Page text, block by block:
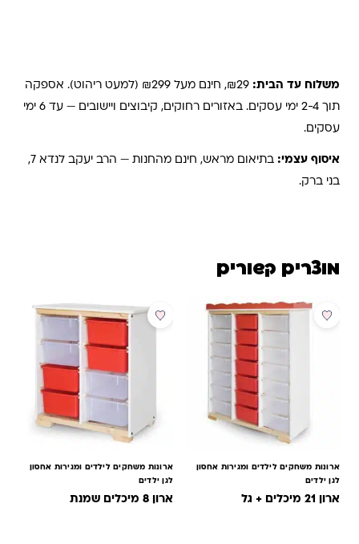
משלוח עד הבית: ₪29, חינם מעל ₪299 (למעט ריהוט). אספקה
תוך 2-4 ימי עסקים. באזורים רחוקים, קיבוצים ויישובים — עד 6 ימי
עסקים.
איסוף עצמי: בתיאום מראש, חינם מהחנות — הרב יעקב לנדא 7,
בני ברק.
מוצרים קשורים
ארונות משחקים לילדים ומגירות אחסון
לגן ילדים
ארון 21 מיכלים + גל
ארונות משחקים לילדים ומגירות אחסון
לגן ילדים
ארון 8 מיכלים שמנת